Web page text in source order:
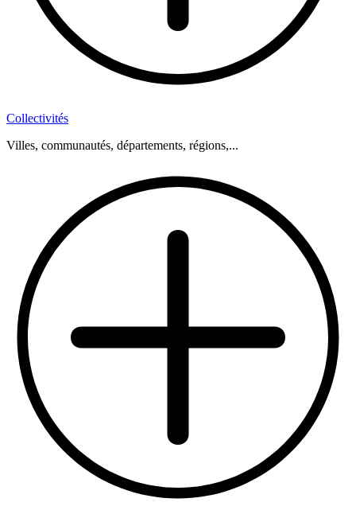
Collectivités
Villes, communautés, départements, régions,...